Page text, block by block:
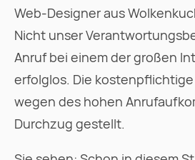
Web-Designer aus
Nicht unser
Anruf bei einem der großen
erfolglos. Die
wegen des hohen
Durchzug gestellt.